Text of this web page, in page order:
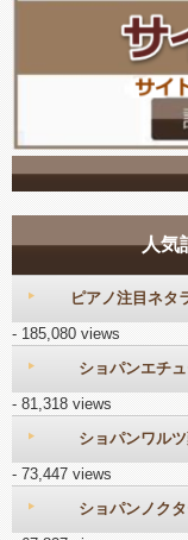
人気
ピアノ注目ネタ
- 185,080 views
ショパンエチ
- 81,318 views
ショパンワル
- 73,447 views
ショパンノク